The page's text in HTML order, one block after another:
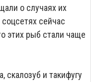
о случаях их
сейчас
этих рыб стали чаще
скалозуб и такифугу